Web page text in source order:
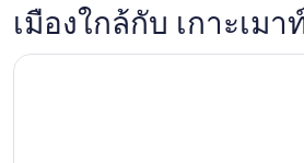
เมืองใกล้กับ เกาะเมา